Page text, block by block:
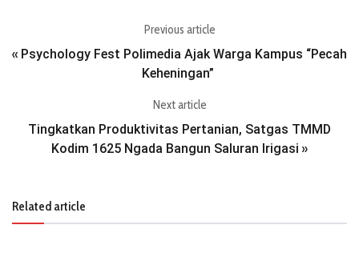
Previous article
« Psychology Fest Polimedia Ajak Warga Kampus “Pecah
Keheningan”
Next article
Tingkatkan Produktivitas Pertanian, Satgas TMMD
Kodim 1625 Ngada Bangun Saluran Irigasi »
Related article